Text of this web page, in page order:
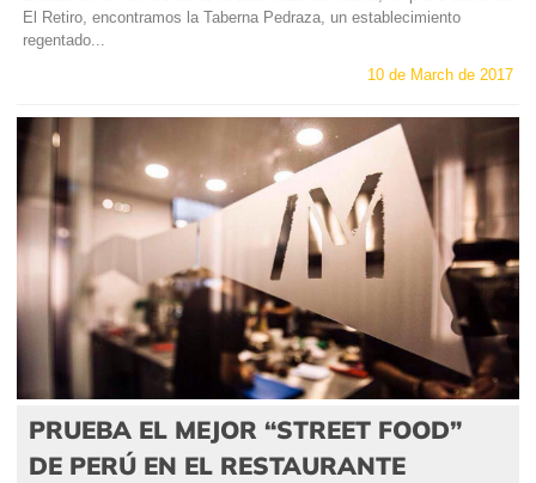
El Retiro, encontramos la Taberna Pedraza, un establecimiento
regentado...
10 de March de 2017
PRUEBA EL MEJOR “STREET FOOD”
DE PERÚ EN EL RESTAURANTE